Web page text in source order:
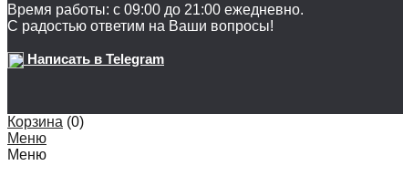
Время работы: с 09:00 до 21:00 ежедневно.
С радостью ответим на Ваши вопросы!
Написать в Telegram
Корзина (0)
Меню
Меню